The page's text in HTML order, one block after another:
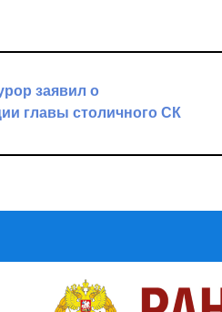
заявил о
главы столичного СК